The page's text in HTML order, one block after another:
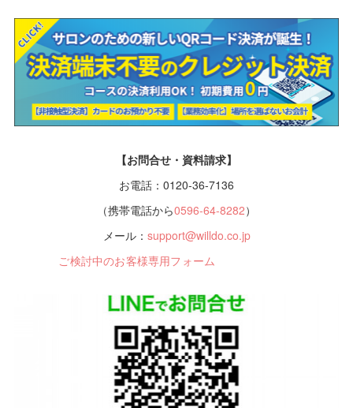
【お問合せ・資料請求】
お電話：0120-36-7136
（携帯電話から0596-64-8282）
メール： support@willdo.co.jp
ご検討中のお客様専用フォーム